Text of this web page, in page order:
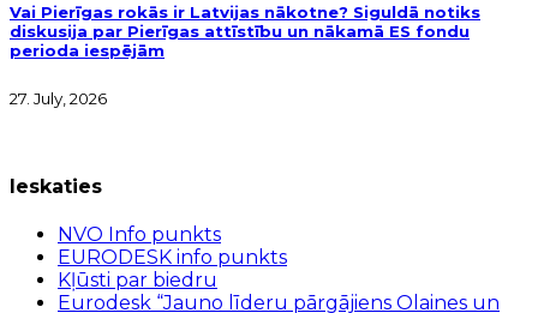
Vai Pierīgas rokās ir Latvijas nākotne? Siguldā notiks
diskusija par Pierīgas attīstību un nākamā ES fondu
perioda iespējām
27. July, 2026
Ieskaties
NVO Info punkts
EURODESK info punkts
Kļūsti par biedru
Eurodesk “Jauno līderu pārgājiens Olaines un